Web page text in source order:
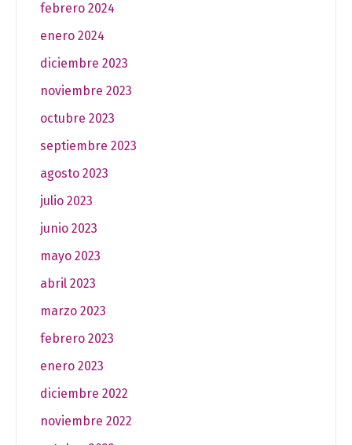
febrero 2024
enero 2024
diciembre 2023
noviembre 2023
octubre 2023
septiembre 2023
agosto 2023
julio 2023
junio 2023
mayo 2023
abril 2023
marzo 2023
febrero 2023
enero 2023
diciembre 2022
noviembre 2022